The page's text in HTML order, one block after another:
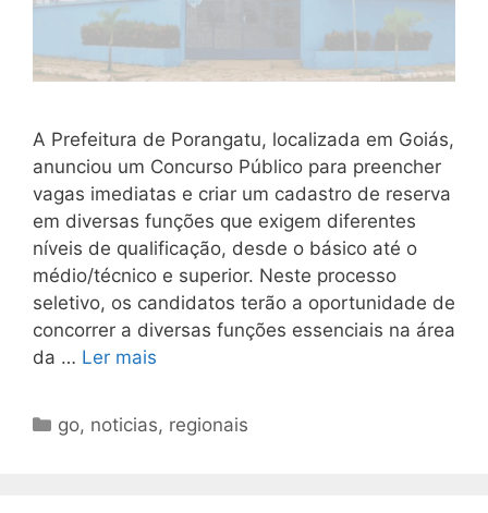
A Prefeitura de Porangatu, localizada em Goiás,
anunciou um Concurso Público para preencher
vagas imediatas e criar um cadastro de reserva
em diversas funções que exigem diferentes
níveis de qualificação, desde o básico até o
médio/técnico e superior. Neste processo
seletivo, os candidatos terão a oportunidade de
concorrer a diversas funções essenciais na área
da … Ler mais
Categorias
go, noticias, regionais